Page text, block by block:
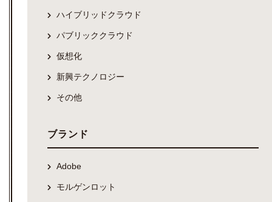
ハイブリッドクラウド
パブリッククラウド
仮想化
新興テクノロジー
その他
ブランド
Adobe
モルゲンロット